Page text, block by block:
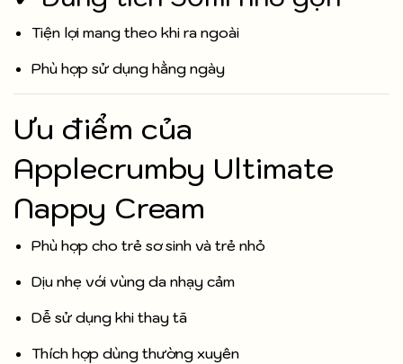
Tiện lợi mang theo khi ra ngoài
Phù hợp sử dụng hằng ngày
Ưu điểm của
Applecrumby Ultimate
Nappy Cream
Phù hợp cho trẻ sơ sinh và trẻ nhỏ
Dịu nhẹ với vùng da nhạy cảm
Dễ sử dụng khi thay tã
Thích hợp dùng thường xuyên